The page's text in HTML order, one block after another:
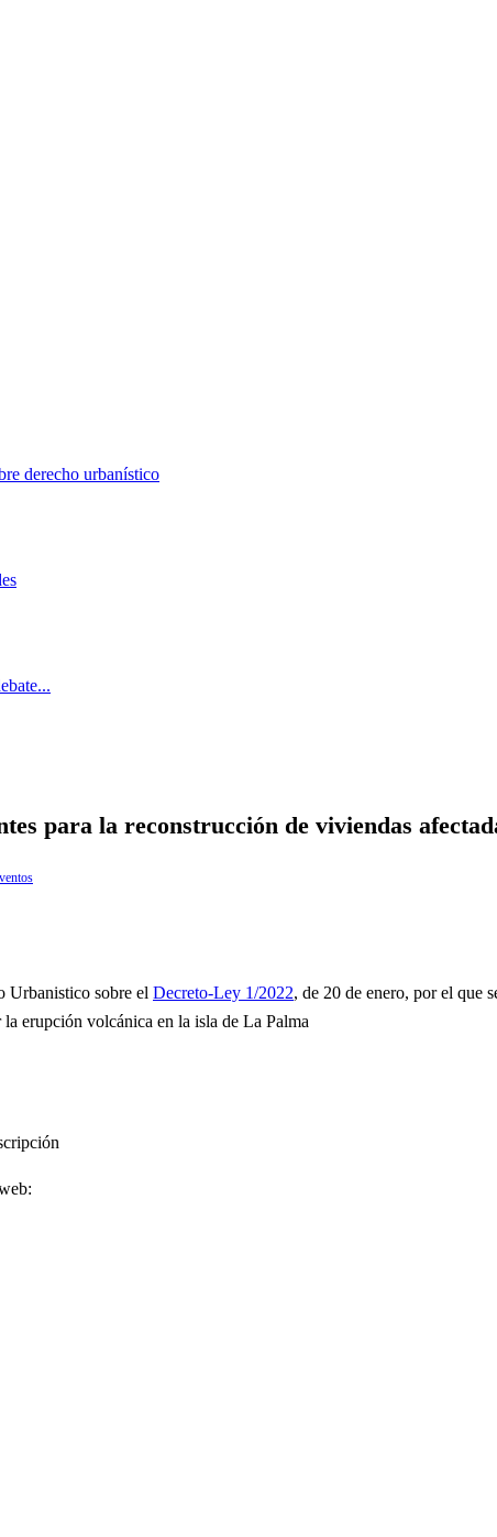
derecho urbanístico
para la reconstrucción de viviendas
Urbanistico sobre el Decreto-Ley 1/2022, de 20 de enero, por el que
erupción volcánica en la isla de La Palma